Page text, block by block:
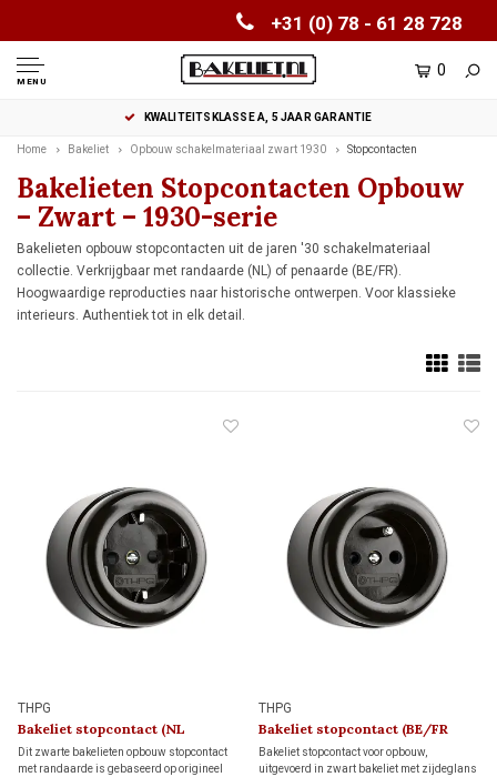
+31 (0) 78 - 61 28 728
MENU
0
KWALITEITSKLASSE A, 5 JAAR GARANTIE
Home Bakeliet Opbouw schakelmateriaal zwart 1930 Stopcontacten
Bakelieten Stopcontacten Opbouw
– Zwart – 1930-serie
Bakelieten opbouw stopcontacten uit de jaren '30 schakelmateriaal
collectie. Verkrijgbaar met randaarde (NL) of penaarde (BE/FR).
Hoogwaardige reproducties naar historische ontwerpen. Voor klassieke
interieurs. Authentiek tot in elk detail.
THPG
Bakeliet stopcontact (NL
kindveilig) 1930
Dit zwarte bakelieten opbouw stopcontact
met randaarde is gebaseerd op origineel
THPG
Bakeliet stopcontact (BE/FR
kindveilig) 1930
Bakeliet stopcontact voor opbouw,
uitgevoerd in zwart bakeliet met zijdeglans